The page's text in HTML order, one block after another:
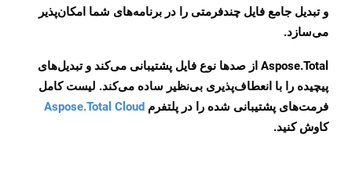
و تبدیل جامع فایل چندفرمتی را در برنامه‌های شما امکان‌پذیر
می‌سازد.
Aspose.Total از صدها نوع فایل پشتیبانی می‌کند و تبدیل‌های
پیچیده را با انعطاف‌پذیری بی‌نظیر ساده می‌کند. لیست کامل
فرمت‌های پشتیبانی شده را در پلتفرم Aspose.Total Cloud
کاوش کنید.